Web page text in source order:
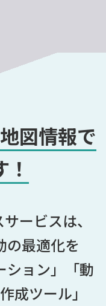
図情報で
ービスは、
の最適化を
ション」「動
成ツール」